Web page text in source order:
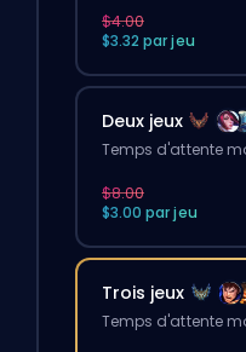
$4.00
$3.32 par jeu
Deux jeux
Temps d'attente
$8.00
$3.00 par jeu
Trois jeux
Temps d'attente